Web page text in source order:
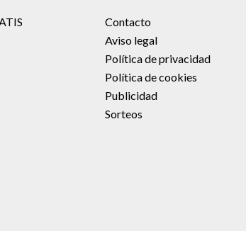
Contacto
Aviso legal
Política de privacidad
Política de cookies
Publicidad
Sorteos